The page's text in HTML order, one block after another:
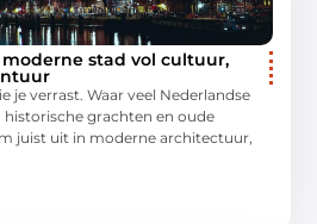
stad vol cultuur,
je verrast. Waar veel Nederlandse
grachten en oude
juist uit in moderne architectuur,